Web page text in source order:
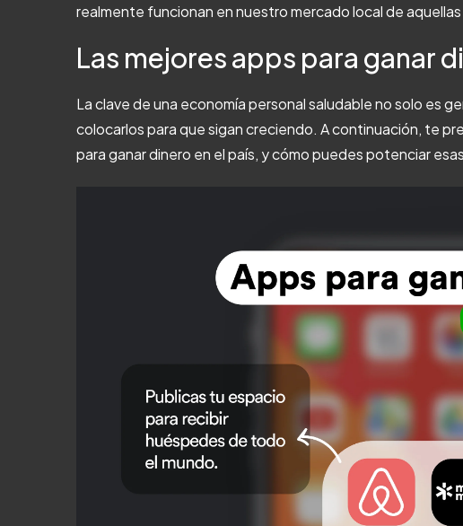
realmente funcionan en nuestro mercado local de
Las mejores apps para ganar
La clave de una economía personal saludable no solo es
colocarlos para que sigan creciendo. A continuación, te
para ganar dinero en el país, y cómo puedes potenciar